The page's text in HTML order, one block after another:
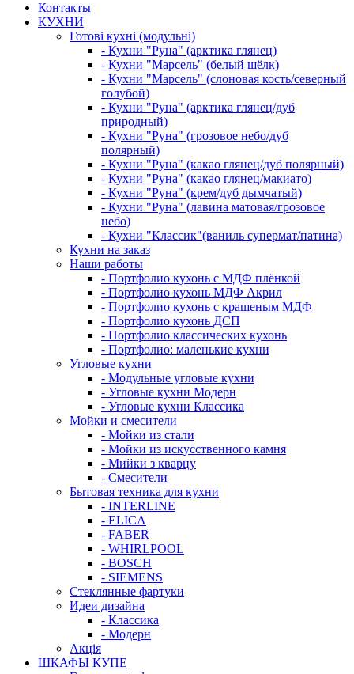
Контакты
КУХНИ
Готові кухні (модульні)
- Кухни "Руна" (арктика глянец)
- Кухни "Марсель" (белый шёлк)
- Кухни "Марсель" (слоновая кость/северный
голубой)
- Кухни "Руна" (арктика глянец/дуб
природный)
- Кухни "Руна" (грозовое небо/дуб
полярный)
- Кухни "Руна" (какао глянец/дуб полярный)
- Кухни "Руна" (какао глянец/макиато)
- Кухни "Руна" (крем/дуб дымчатый)
- Кухни "Руна" (лавина матовая/грозовое
небо)
- Кухни "Классик"(ваниль супермат/патина)
Кухни на заказ
Наши работы
- Портфолио кухонь с МДФ плёнкой
- Портфолио кухонь МДФ Акрил
- Портфолио кухонь с крашеным МДФ
- Портфолио кухонь ДСП
- Портфолио классических кухонь
- Портфолио: маленькие кухни
Угловые кухни
- Модульные угловые кухни
- Угловые кухни Модерн
- Угловые кухни Классика
Мойки и смесители
- Мойки из стали
- Мойки из искусственного камня
- Мийки з кварцу
- Смесители
Бытовая техника для кухни
- INTERLINE
- ELICA
- FABER
- WHIRLPOOL
- BOSCH
- SIEMENS
Стеклянные фартуки
Идеи дизайна
- Класcика
- Модерн
Акція
ШКАФЫ КУПЕ